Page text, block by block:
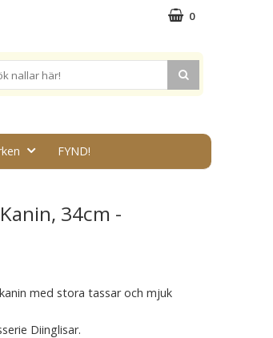
0
FYND!
34cm -
med stora tassar och mjuk
Diinglisar.